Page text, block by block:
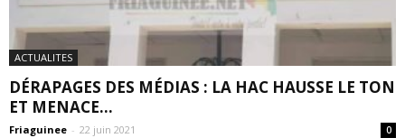
ACTUALITES
DÉRAPAGES DES MÉDIAS : LA HAC HAUSSE LE TON
ET MENACE...
Friaguinee - 22 juin 2021 0